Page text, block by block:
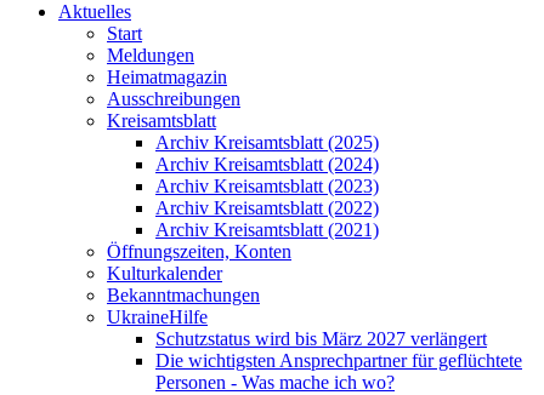
Aktuelles
Start
Meldungen
Heimatmagazin
Ausschreibungen
Kreisamtsblatt
Archiv Kreisamtsblatt (2025)
Archiv Kreisamtsblatt (2024)
Archiv Kreisamtsblatt (2023)
Archiv Kreisamtsblatt (2022)
Archiv Kreisamtsblatt (2021)
Öffnungszeiten, Konten
Kulturkalender
Bekanntmachungen
UkraineHilfe
Schutzstatus wird bis März 2027 verlängert
Die wichtigsten Ansprechpartner für geflüchtete
Personen - Was mache ich wo?